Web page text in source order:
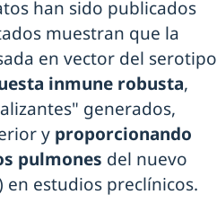
han sido publicados
muestran que la
en vector del serotipo
inmune robusta,
generados,
y proporcionando
pulmones del nuevo
estudios preclínicos.